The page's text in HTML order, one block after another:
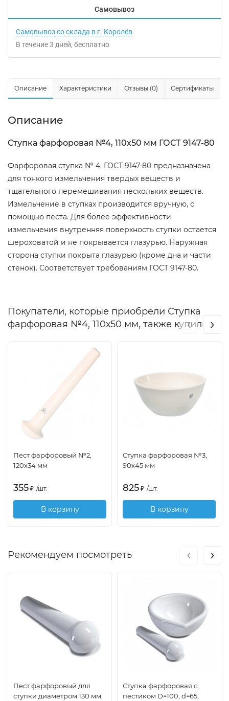
Самовывоз
Самовывоз со склада в г. Королёв
В течение3 дней Бесплатно
Описание Характеристики Отзывы (0) Сертификаты
Описание
Ступка фарфоровая №4, 110х50 мм ГОСТ 9147-80
Фарфоровая ступка № 4, ГОСТ 9147-80 предназначена
для тонкого измельчения твердых веществ и
тщательного перемешивания нескольких веществ.
Измельчение в ступках производится вручную, с
помощью песта. Для более эффективности
измельчения внутренняя поверхность ступки остается
шероховатой и не покрывается глазурью. Наружная
сторона ступки покрыта глазурью (кроме дна и части
стенок). Соответствует требованиям ГОСТ 9147-80.
Покупатели, которые приобрели Ступка
фарфоровая №4, 110х50 мм, также купили
Пест фарфоровый №2,
120х34 мм
355 ₽ /шт.
В корзину
Ступка фарфоровая №3,
90х45 мм
825 ₽ /шт.
В корзину
‹ ›
Рекомендуем посмотреть
Пест фарфоровый для
ступки диаметром 130 мм,
Ступка фарфоровая с
пестиком D=100, d=65,
‹ ›